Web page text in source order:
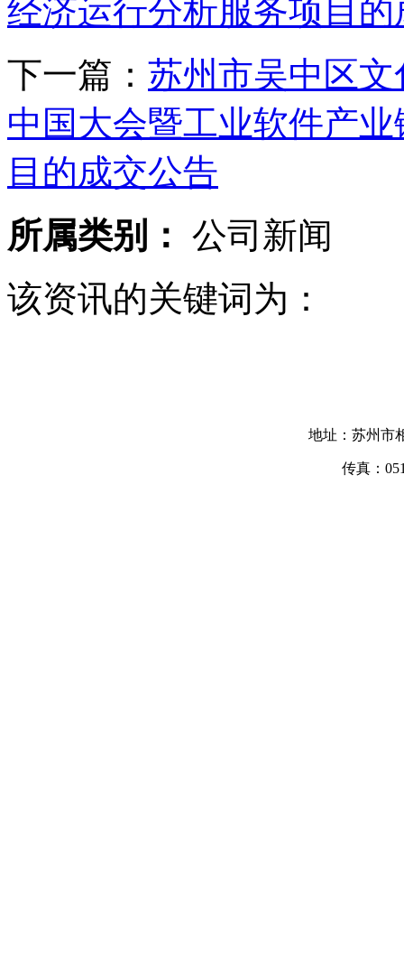
经济运行分析服务项目
下一篇： 苏州市吴中区
中国大会暨工业软件产
目的成交公告
所属类别： 公司新闻
该资讯的关键词为：
地址：苏州
传真：